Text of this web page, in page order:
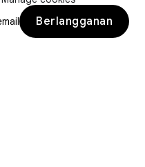
Berlangganan